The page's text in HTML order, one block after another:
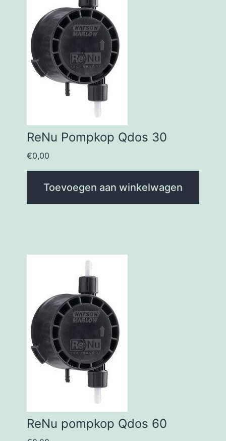
ReNu Pompkop Qdos 30
€0,00
Toevoegen aan winkelwagen
ReNu pompkop Qdos 60